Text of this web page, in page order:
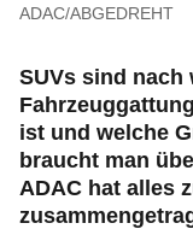
ADAC/ABGEDREHT
SUVs sind nach
ist und welche
braucht man
ADAC hat alles